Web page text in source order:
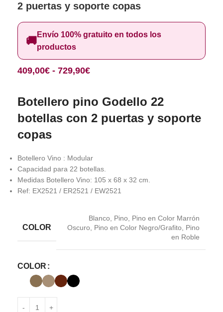
2 puertas y soporte copas
🚚Envío 100% gratuito en todos los
productos
409,00€ - 729,90€
Botellero pino Godello 22
botellas con 2 puertas y soporte
copas
Botellero Vino : Modular
Capacidad para 22 botellas.
Medidas Botellero Vino: 105 x 68 x 32 cm.
Ref: EX2521 / ER2521 / EW2521
COLOR
Blanco Pino
Pino en Color Marrón
Oscuro
Pino en Color Negro/Grafito
Pino
en Roble
COLOR